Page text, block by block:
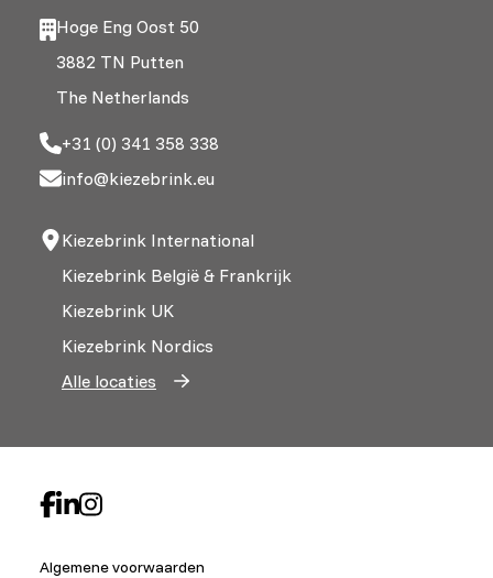
Hoge Eng Oost 50
3882 TN Putten
The Netherlands
+31 (0) 341 358 338
info@kiezebrink.eu
Kiezebrink International
Kiezebrink België & Frankrijk
Kiezebrink UK
Kiezebrink Nordics
Alle locaties
Algemene voorwaarden